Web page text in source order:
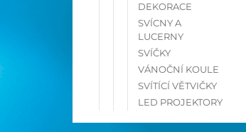
DEKORACE
SVÍCNY A
LUCERNY
SVÍČKY
VÁNOČNÍ KOULE
SVÍTÍCÍ VĚTVIČKY
LED PROJEKTORY